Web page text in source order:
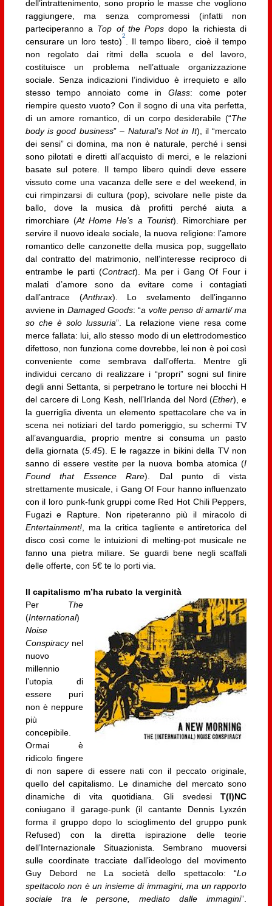
dell’intrattenimento, sono proprio le masse che vogliono
raggiungere, ma senza compromessi (infatti non
parteciperanno a Top of the Pops dopo la richiesta di
censurare un loro testo)
2
. Il tempo libero, cioè il tempo
non regolato dai ritmi della scuola e del lavoro,
costituisce un problema nell’attuale organizzazione
sociale. Senza indicazioni l’individuo è irrequieto e allo
stesso tempo annoiato come in Glass: come poter
riempire questo vuoto? Con il sogno di una vita perfetta,
di un amore romantico, di un corpo desiderabile (“The
body is good business” – Natural’s Not in It), il “mercato
dei sensi” ci domina, ma non è naturale, perché i sensi
sono pilotati e diretti all’acquisto di merci, e le relazioni
basate sul potere. Il tempo libero quindi deve essere
vissuto come una vacanza delle sere e del weekend, in
cui rimpinzarsi di cultura (pop), scivolare nelle piste da
ballo, dove la musica dà profitti perché aiuta a
rimorchiare (At Home He’s a Tourist). Rimorchiare per
servire il nuovo ideale sociale, la nuova religione: l’amore
romantico delle canzonette della musica pop, suggellato
dal contratto del matrimonio, nell’interesse reciproco di
entrambe le parti (Contract). Ma per i Gang Of Four i
malati d’amore sono da evitare come i contagiati
dall’antrace (Anthrax). Lo svelamento dell’inganno
avviene in Damaged Goods: “a volte penso di amarti/ ma
so che è solo lussuria”. La relazione viene resa come
merce fallata: lui, allo stesso modo di un elettrodomestico
difettoso, non funziona come dovrebbe, lei non è poi così
conveniente come sembrava dall’offerta. Mentre gli
individui cercano di realizzare i “propri” sogni sul finire
degli anni Settanta, si perpetrano le torture nei blocchi H
del carcere di Long Kesh, nell’Irlanda del Nord (Ether), e
la guerriglia diventa un elemento spettacolare che va in
scena nei notiziari del tardo pomeriggio, su schermi TV
all’avanguardia, proprio mentre si consuma un pasto
della giornata (5.45). E le ragazze in bikini della TV non
sanno di essere vestite per la nuova bomba atomica (I
Found that Essence Rare). Dal punto di vista
strettamente musicale, i Gang Of Four hanno influenzato
con il loro punk-funk gruppi come Red Hot Chili Peppers,
Fugazi e Rapture. Non ripeteranno più il miracolo di
Entertainment!, ma la critica tagliente e antiretorica del
disco così come le intuizioni di melting-pot musicale ne
fanno una pietra miliare. Se guardi bene negli scaffali
delle offerte, con 5€ te lo porti via.
Il capitalismo m’ha rubato la verginità
Per The
(International)
Noise
Conspiracynel
nuovo
millennio
l’utopia di
essere puri
non è neppure
più
concepibile.
Ormai è
ridicolo fingere
di non sapere di essere nati con il peccato originale,
quello del capitalismo. Le dinamiche del mercato sono
dinamiche di vita quotidiana. Gli svedesiT(I)NC
coniugano il garage-punk (il cantante Dennis Lyxzén
forma il gruppo dopo lo scioglimento del gruppo punk
Refused) con la diretta ispirazione delle teorie
dell’Internazionale Situazionista. Sembrano muoversi
sulle coordinate tracciate dall’ideologo del movimento
Guy Debord ne La società dello spettacolo: “Lo
spettacolo non è un insieme di immagini, ma un rapporto
sociale tra le persone, mediato dalle immagini”.